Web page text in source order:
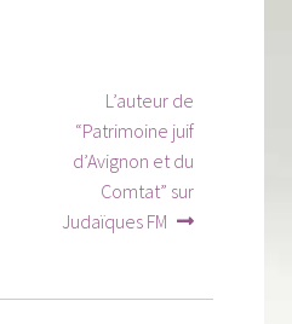
Article
suivant :
L’auteur de
“Patrimoine juif
d’Avignon et du
Comtat” sur
Judaïques FM